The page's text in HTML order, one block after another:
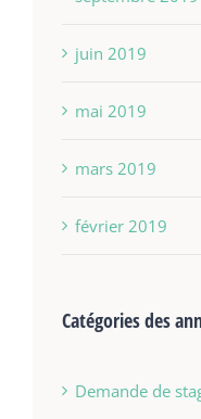
juin 2019
mai 2019
mars 2019
février 2019
Catégories des
Demande de